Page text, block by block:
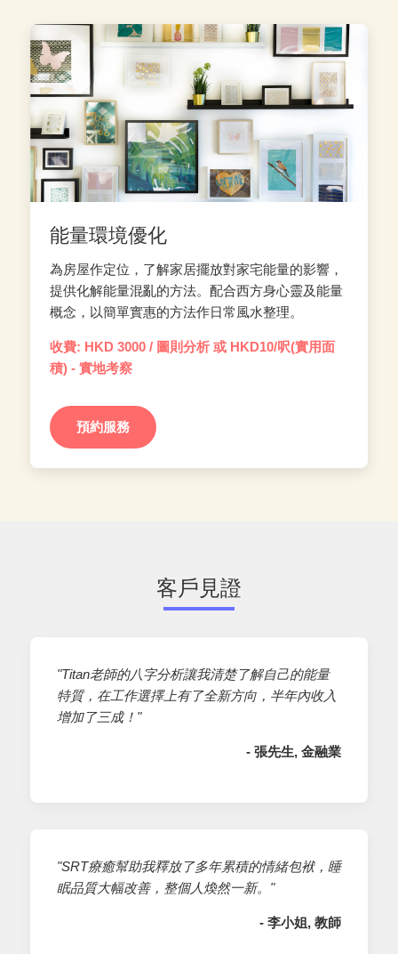
能量環境優化
為房屋作定位，了解家居擺放對家宅能量的影響，
提供化解能量混亂的方法。配合西方身心靈及能量
概念，以簡單實惠的方法作日常風水整理。
收費: HKD 3000 / 圖則分析 或 HKD10/呎(實用面
積) - 實地考察
預約服務
客戶見證
"Titan老師的八字分析讓我清楚了解自己的能量
特質，在工作選擇上有了全新方向，半年內收入
增加了三成！"
- 張先生, 金融業
"SRT療癒幫助我釋放了多年累積的情緒包袱，睡
眠品質大幅改善，整個人煥然一新。"
- 李小姐, 教師